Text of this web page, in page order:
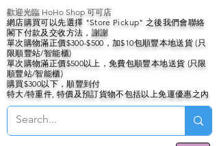
歡迎光臨 HoHo Shop 可可店
網店購買可以先選擇 "Store Pickup" 之後我們會聯絡
閣下付款及交收方法，謝謝
單次購物滿正價$300-$500，加$10包順豐本地送貨 (只
限順豐站/智能櫃)
單次購物滿正價$500以上，免費包順豐本地送貨 (只限
順豐站/智能櫃)
購買$300以下，順豐到付
特大/特重件, 特價及預訂貨物不包括以上免運優惠之內